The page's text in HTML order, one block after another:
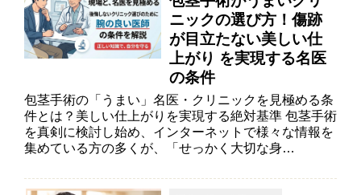
ニックの選び方！傷跡
が目立たない美しい仕
上がり を実現する名医
の条件
包茎手術の「うまい」名医・クリニックを見極める条
件とは？美しい仕上がりを実現する絶対基準 包茎手術
を真剣に検討し始め、インターネットで様々な情報を
集めている方の多くが、「せっかく大切な身…